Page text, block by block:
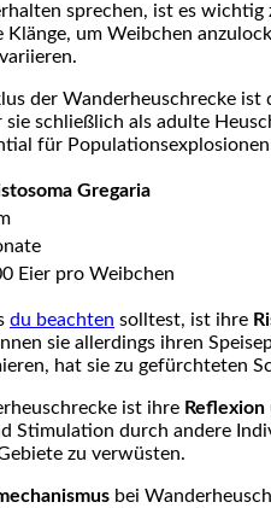
sprechen, ist es wichtig​
um Weibchen
der ‌Wanderheuschrecke ist
schließlich als adulte⁣
für
Gregaria
Eier pro Weibchen
du beachten solltest, ist ihre
sie ‍allerdings ihren
hat sie zu gefürchteten
ist ihre
Stimulation durch andere
zu verwüsten.
bei‌